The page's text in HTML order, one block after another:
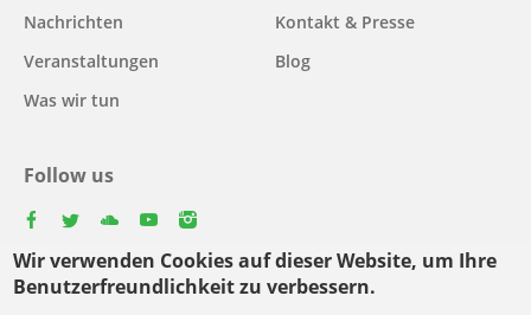
Wir verwenden Cookies auf dieser Website, um Ihre
Benutzerfreundlichkeit zu verbessern.
Nachrichten
Veranstaltungen
Was wir tun
Kontakt & Presse
Blog
Follow us
Select